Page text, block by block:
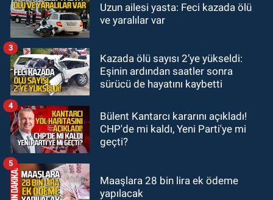
21:50Yoldan çıktı karşı şeride
GÜNDEM
21:38
haber geldi: Ameliyata dayanamadı
Uzun ailesi yasta: Feci kazada ölü
ve yaralılar var
Kazada ölü sayısı 2’ye yükseldi:
Eşinin ardından saatler sonra
sürücü de hayatını kaybetti
3
Bülent Kantarcı kararını açıkladı!
CHP'de mi kaldı, Yeni Parti'ye mi
geçti?
4
Maaşlara 28 bin lira ek ödeme
yapılacak
5